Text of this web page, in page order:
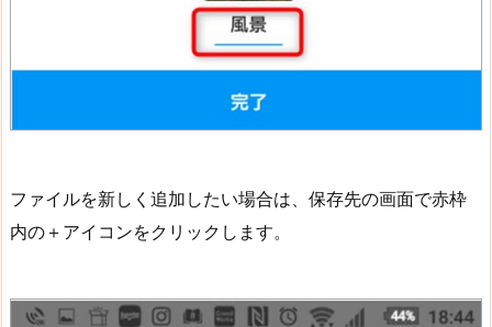
ファイルを新しく追加したい場合は、保存先の画面で赤枠
内の＋アイコンをクリックします。